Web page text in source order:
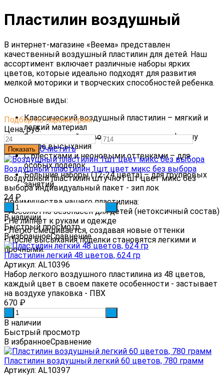
Пластилин воздушный
В интернет-магазине «Веема» представлен
качественный воздушный пластилин для детей. Наш
ассортимент включает различные наборы ярких
цветов, которые идеально подходят для развития
мелкой моторики и творческих способностей ребенка.
Основные виды:
Классический воздушный пластилин – мягкий и
легкий материал
Застывающий на воздухе – сохраняет форму
после высыхания
С блестками и неоновыми оттенками – для
особых поделок
Большие наборы (12-24 цвета) – для групповых
занятий
Преимущества нашего пластилина:
• Абсолютно безопасен для детей (нетоксичный состав)
• Не липнет к рукам и одежде
• Легко смешивается, создавая новые оттенки
• После высыхания поделки становятся легкими и
прочными.
Подбор по параметрам
Цена,руб.
—
Очистить
Воздушный пластилин 1шт цвет микс без выбора
Воздушный пластилин штучно1 шт цвет микс без
выбора индивидуальный пакет - зип лок
24 ₽
В наличии
Быстрый просмотр
В избранноеСравнение
Пластилин легкий 48 цветов, 624 гр
Артикул: AL10396
Набор легкого воздушного пластилина из 48 цветов,
каждый цвет в своем пакете особенности - застывает
на воздухе упаковка - ПВХ
670 ₽
В наличии
Быстрый просмотр
В избранноеСравнение
Пластилин воздушный легкий 60 цветов, 780 грамм
Артикул: AL10397